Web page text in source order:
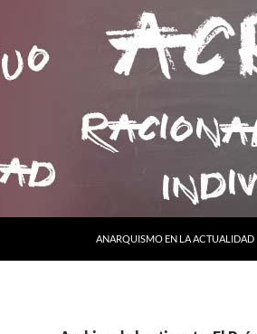
ANARQUISMO EN LA ACTUALIDAD